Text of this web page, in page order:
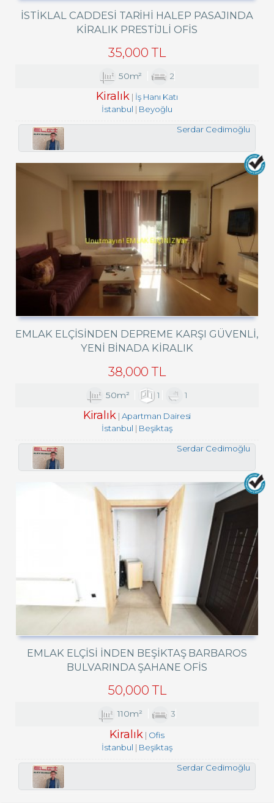
İSTIKLAL CADDESI TARIHI HALEP PASAJINDA
KIRALIK PRESTIJLI OFIS
35,000 TL
50m² 2
Kiralık
İş Hanı Katı
İstanbul
Beyoğlu
Serdar Cedimoğlu
EMLAK ELÇISINDEN DEPREME KARŞI GÜVENLI,
YENI BINADA KIRALIK
38,000 TL
50m² 1 1
Kiralık
Apartman Dairesi
İstanbul
Beşiktaş
Serdar Cedimoğlu
EMLAK ELÇISI INDEN BEŞIKTAŞ BARBAROS
BULVARINDA ŞAHANE OFIS
50,000 TL
110m² 3
Kiralık
Ofis
İstanbul
Beşiktaş
Serdar Cedimoğlu